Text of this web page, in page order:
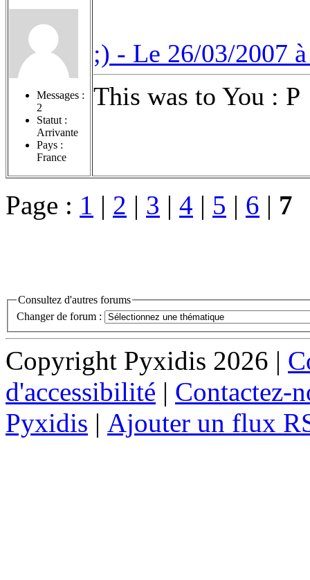
Messages :
2
Statut :
Arrivante
Pays :
France
;) - Le 26/03/2007
This was to You : P
Page : 1 | 2 | 3 | 4 | 5 | 6 | 7
Consultez d'autres forums
Changer de forum :
Copyright Pyxidis 2026 |
d'accessibilité | Contactez-
Pyxidis | Ajouter un flux